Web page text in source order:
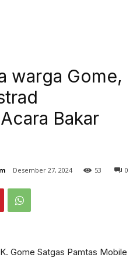
warga Gome,
Bakar
Desember 27, 2024 0
53
Gome Satgas Pamtas Mobile